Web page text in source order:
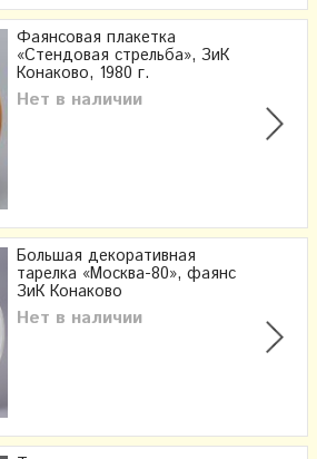
Фаянсовая плакетка
«Стендовая стрельба», ЗиК
Конаково, 1980 г.
Нет в наличии
Большая декоративная
тарелка «Москва-80», фаянс
ЗиК Конаково
Нет в наличии